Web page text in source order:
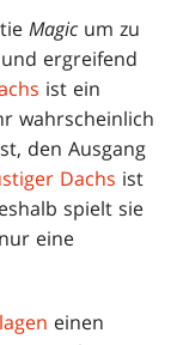
Magic um zu
ergreifend
ist ein
wahrscheinlich
den Ausgang
Dachs ist
spielt sie
eine
einen